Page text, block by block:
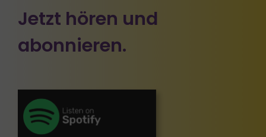
Jetzt hören und
abonnieren.